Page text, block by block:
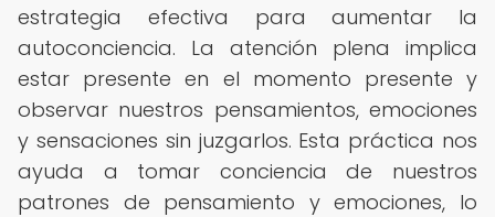
estrategia efectiva para aumentar la
autoconciencia. La atención plena implica
estar presente en el momento presente y
observar nuestros pensamientos, emociones
y sensaciones sin juzgarlos. Esta práctica nos
ayuda a tomar conciencia de nuestros
patrones de pensamiento y emociones, lo